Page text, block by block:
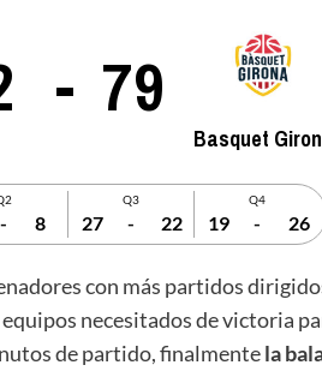
- 79
Basquet
- 8
Q3
27 - 22
Q4
19 - 26
con más partidos
necesitados de victoria
de partido, finalmentela
Leer más